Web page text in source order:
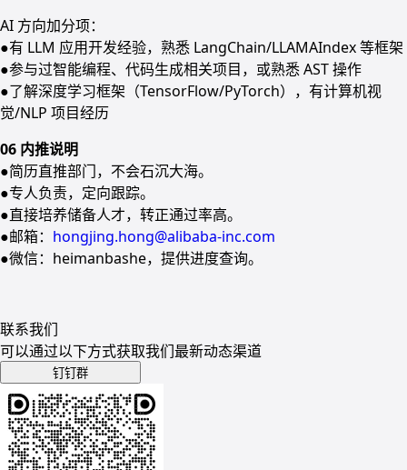
AI 方向加分项：
●有 LLM 应用开发经验，熟悉 LangChain/LLAMAIndex 等框架
●参与过智能编程、代码生成相关项目，或熟悉 AST 操作
●了解深度学习框架（TensorFlow/PyTorch），有计算机视
觉/NLP 项目经历
06 内推说明
●简历直推部门，不会石沉大海。
●专人负责，定向跟踪。
●直接培养储备人才，转正通过率高。
●邮箱： hongjing.hong@alibaba-inc.com
●微信：heimanbashe，提供进度查询。
联系我们
可以通过以下方式获取我们最新动态渠道
钉钉群